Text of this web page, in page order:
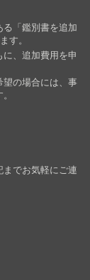
「鑑別書を追加
す。
、追加費用を申
の場合には、事
でお気軽にご連